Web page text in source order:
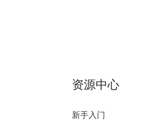
资源中心
新手入门